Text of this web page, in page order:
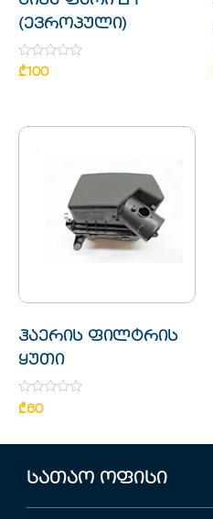
(ევროპული)
Rated
0
₾100
ჰაერის ფილტრის
ყუთი
Rated
0
₾60
სათაო ოფისი